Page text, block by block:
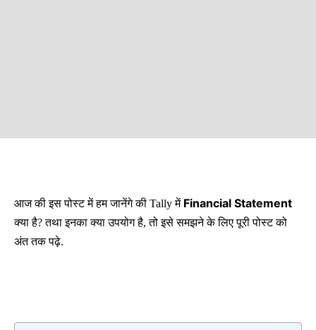
आज की इस पोस्ट में हम जानेंगे की Tally में Financial Statement
क्या है? तथा इनका क्या उपयोग है, तो इसे समझने के लिए पूरी पोस्ट को
अंत तक पढ़े.